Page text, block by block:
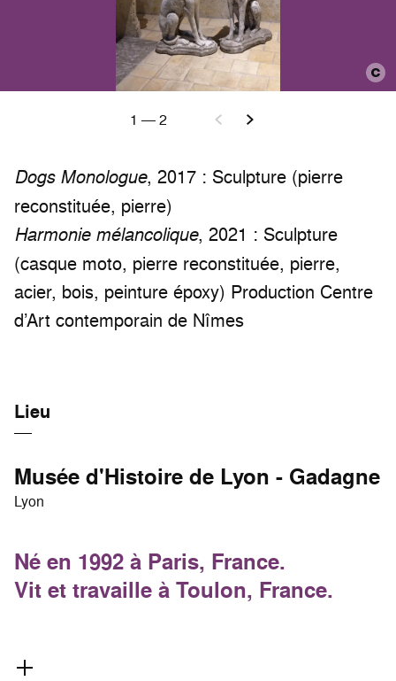
Dogs Monologue, 2017 : Sculpture (pierre
reconstituée, pierre)
Harmonie mélancolique, 2021 : Sculpture
(casque moto, pierre reconstituée, pierre,
acier, bois, peinture époxy) Production Centre
d’Art contemporain de Nîmes
1 —2
Lieu
Musée d'Histoire de Lyon - Gadagne
Lyon
Né en 1992 à Paris, France.
Vit et travaille à Toulon, France.